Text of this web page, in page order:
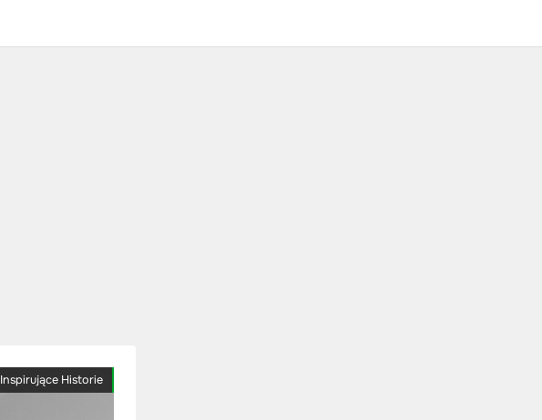
Inspirujące Historie